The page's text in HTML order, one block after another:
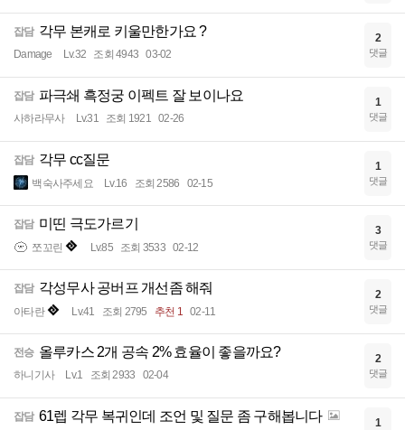
잡담 각무 본캐로 키울만한가요 ?
Damage Lv.32 조회 4943 03-02
2
댓글
잡담 파극쇄 흑정궁 이펙트 잘 보이나요
사하라무사 Lv.31 조회 1921 02-26
1
댓글
잡담 각무 cc질문
백숙사주세요 Lv.16 조회 2586 02-15
1
댓글
잡담 미띤 극도가르기
쪼꼬린 Lv.85 조회 3533 02-12
3
댓글
잡담 각성무사 공버프 개선좀 해줘
아타란 Lv.41 조회 2795 추천 1 02-11
2
댓글
전승 올루카스 2개 공속 2% 효율이 좋을까요?
하니기사 Lv.1 조회 2933 02-04
2
댓글
잡담 61렙 각무 복귀인데 조언 및 질문 좀 구해봅니다 1